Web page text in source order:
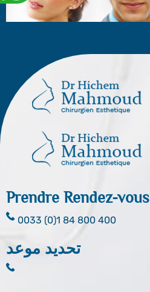
Prendre Rendez-vous
0033 (0)1 84 800 400
تحديد موعد